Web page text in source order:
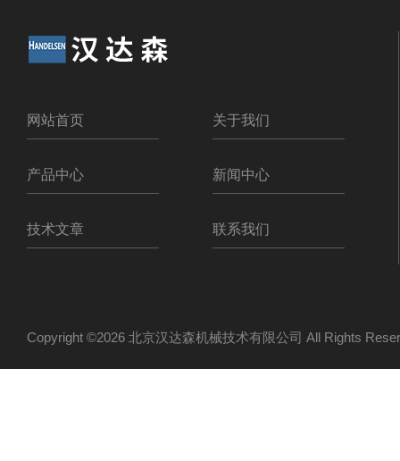
网站首页 关于我们
产品中心 新闻中心
技术文章 联系我们
Copyright ©2026 北京汉达森机械技术有限公司 All Rights